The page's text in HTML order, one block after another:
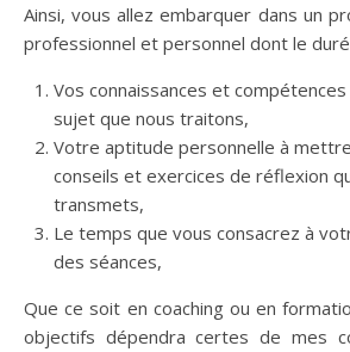
Ainsi, vous allez embarquer dans un
professionnel et personnel dont le
Vos connaissances et
sujet que nous traitons,
Votre aptitude personnelle à
conseils et exercices de réflexion
transmets,
Le temps que vous consacrez à
des séances,
Que ce soit en coaching ou en
objectifs dépendra certes de mes